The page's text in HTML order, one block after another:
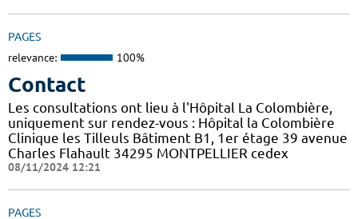
PAGES
relevance: 100%
Contact
Les consultations ont lieu à l'Hôpital La Colombière,
uniquement sur rendez-vous : Hôpital la Colombière
Clinique les Tilleuls Bâtiment B1, 1er étage 39 avenue
Charles Flahault 34295 MONTPELLIER cedex
08/11/2024 12:21
PAGES